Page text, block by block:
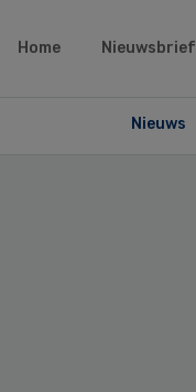
Home Nieuwsbrief
Nieuws